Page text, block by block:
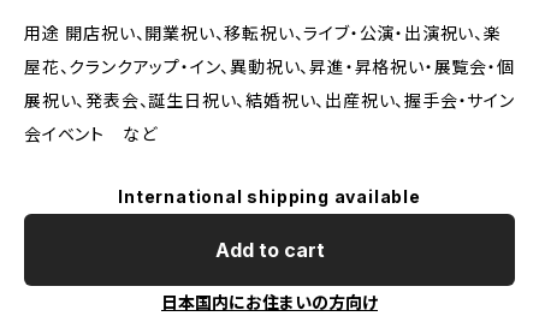
用途 開店祝い、開業祝い、移転祝い、ライブ・公演・出演祝い、楽
屋花、クランクアップ・イン、異動祝い、昇進・昇格祝い・展覧会・個
展祝い、発表会、誕生日祝い、結婚祝い、出産祝い、握手会・サイン
会イベント など
International shipping available
Add to cart
日本国内にお住まいの方向け